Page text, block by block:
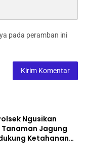
pada peramban ini
Ngusikan
Jagung
Ketahanan